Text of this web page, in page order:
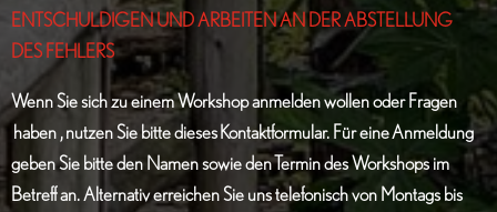
ENTSCHULDIGEN UND ARBEITEN AN DER ABSTELLUNG
DES FEHLERS
Wenn Sie sich zu einem Workshop anmelden wollen oder Fragen
haben , nutzen Sie bitte dieses Kontaktformular. Für eine Anmeldung
geben Sie bitte den Namen sowie den Termin des Workshops im
Betreff an.Alternativ erreichen Sie uns telefonisch von Montags bis